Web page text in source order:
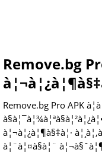
Remove.bg
Remove.bg Pro APK
à¦¬à¦¿à¦¶à§‡à¦·
à¦¨à¦¤à§à¦¨